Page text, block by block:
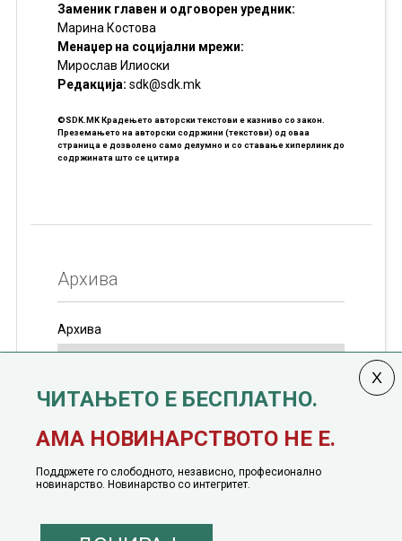
Заменик главен и одговорен уредник:
Марина Костова
Менаџер на социјални мрежи:
Мирослав Илиоски
Редакцијa: sdk@sdk.mk
©SDK.MK Крадењето авторски текстови е казниво со закон.
Преземањето на авторски содржини (текстови) од оваа
страница е дозволено само делумно и со ставање хиперлинк до
содржината што се цитира
Архива
Архива
јануари, 1991 година
ЧИТАЊЕТО Е БЕСПЛАТНО.
АМА НОВИНАРСТВОТО НЕ Е.
Поддржете го слободното, независно, професионално
новинарство. Новинарство со интегритет.